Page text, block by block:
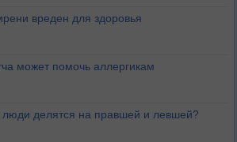
вреден для здоровья
может помочь аллергикам
делятся на правшей и левшей?